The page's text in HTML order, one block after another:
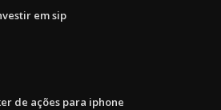
em sip
de ações para iphone